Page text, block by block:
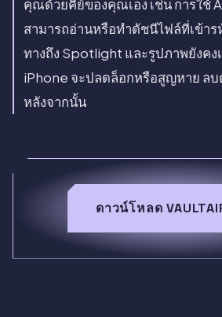
คุณด้วยคีย์ของคุณเอง เช่น การใช้
สามารถอ่านหรือทำดัชนีไฟล์ที่เข้าร
ทางถึง Spotlight และรูปภาพยังค
iPhone จะปลดล็อกหรือสูญหาย ล
หลังจากนั้น
ดาวน์โหลด